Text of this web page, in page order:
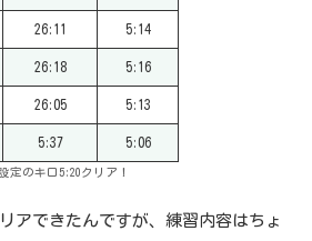
26:11 5:14
26:18 5:16
26:05 5:13
5:37 5:06
定のキロ5:20クリア！
アできたんですが、練習内容はちょ